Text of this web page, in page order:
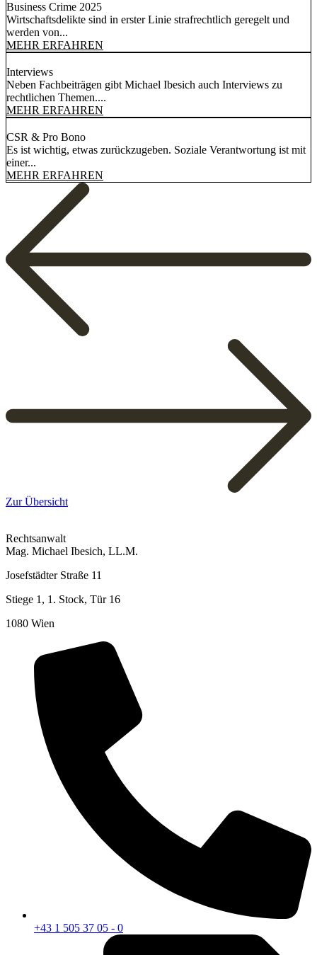
Business Crime 2025
Wirtschaftsdelikte sind in erster Linie strafrechtlich geregelt und
werden von...
MEHR ERFAHREN
Interviews
Neben Fachbeiträgen gibt Michael Ibesich auch Interviews zu
rechtlichen Themen....
MEHR ERFAHREN
CSR & Pro Bono
Es ist wichtig, etwas zurückzugeben. Soziale Verantwortung ist mit
einer...
MEHR ERFAHREN
Zur Übersicht
Rechtsanwalt
Mag. Michael Ibesich, LL.M.
Josefstädter Straße 11
Stiege 1, 1. Stock, Tür 16
1080 Wien
+43 1 505 37 05 - 0